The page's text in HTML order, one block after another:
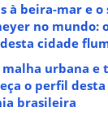
à beira-mar e o
no mundo:
cidade
urbana e
o perfil
brasileira